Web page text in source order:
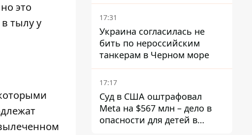
это
тылу у
17:31
Украина согласилась не
бить по нероссийским
танкерам в Черном море
17:17
Суд в США оштрафовал
Meta на $567 млн ​​– дело в
опасности для детей в